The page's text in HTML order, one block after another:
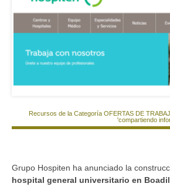
Recursos de la Categoría OFERTAS DE
'compartiendo
Grupo Hospiten ha anunciado la
hospital general universitario en